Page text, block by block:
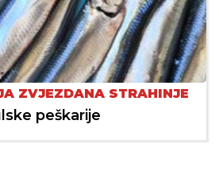
ZVJEZDANA STRAHINJE
peškarije